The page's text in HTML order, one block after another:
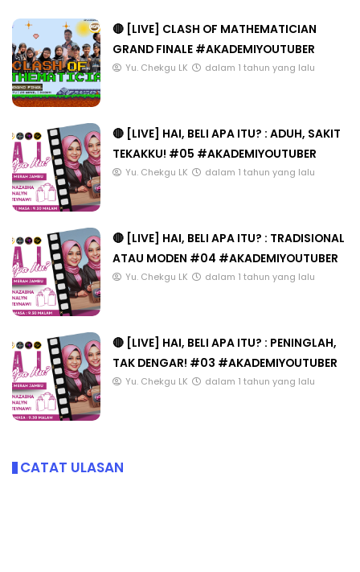
🔴 [LIVE] CLASH OF MATHEMATICIAN
GRAND FINALE #AKADEMIYOUTUBER
Yu. Chekgu LK dalam 1 tahun yang lalu
🔴 [LIVE] HAI, BELI APA ITU? : ADUH, SAKIT
TEKAKKU! #05 #AKADEMIYOUTUBER
Yu. Chekgu LK dalam 1 tahun yang lalu
🔴 [LIVE] HAI, BELI APA ITU? : TRADISIONAL
ATAU MODEN #04 #AKADEMIYOUTUBER
Yu. Chekgu LK dalam 1 tahun yang lalu
🔴 [LIVE] HAI, BELI APA ITU? : PENINGLAH,
TAK DENGAR! #03 #AKADEMIYOUTUBER
Yu. Chekgu LK dalam 1 tahun yang lalu
CATAT ULASAN